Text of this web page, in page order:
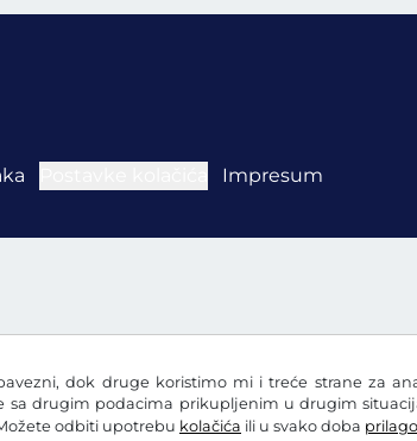
dok druge koristimo mi i treće strane za
drugim podacima prikupljenim u drugim
odbiti upotrebu kolačića ili u svako doba
Impresum